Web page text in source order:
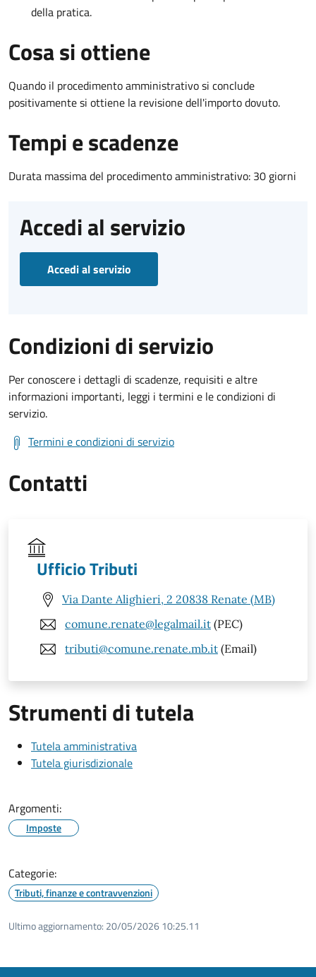
della pratica.
Cosa si ottiene
Quando il procedimento amministrativo si conclude
positivamente si ottiene la revisione dell'importo dovuto.
Tempi e scadenze
Durata massima del procedimento amministrativo: 30 giorni
Accedi al servizio
Accedi al servizio
Condizioni di servizio
Per conoscere i dettagli di scadenze, requisiti e altre
informazioni importanti, leggi i termini e le condizioni di
servizio.
Termini e condizioni di servizio
Contatti
Ufficio Tributi
Via Dante Alighieri, 2 20838 Renate (MB)
comune.renate@legalmail.it (PEC)
tributi@comune.renate.mb.it (Email)
Strumenti di tutela
Tutela amministrativa
Tutela giurisdizionale
Argomenti:
Imposte
Categorie:
Tributi, finanze e contravvenzioni
Ultimo aggiornamento: 20/05/2026 10:25.11